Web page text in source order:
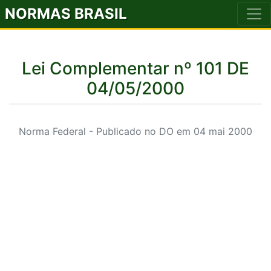
NORMAS BRASIL
Lei Complementar nº 101 DE
04/05/2000
Norma Federal - Publicado no DO em 04 mai 2000